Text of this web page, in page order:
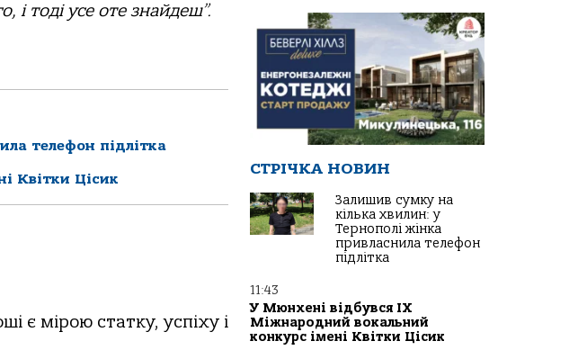
тоді усе оте знайдеш”.
телефон підлітка
Квітки Цісик
є мірою статку, успіху і
СТРІЧКА НОВИН
Залишив сумку на
кілька хвилин: у
Тернополі жінка
привласнила телефон
підлітка
11:43
У Мюнхені відбувся IX
Міжнародний вокальний
конкурс імені Квітки Цісик